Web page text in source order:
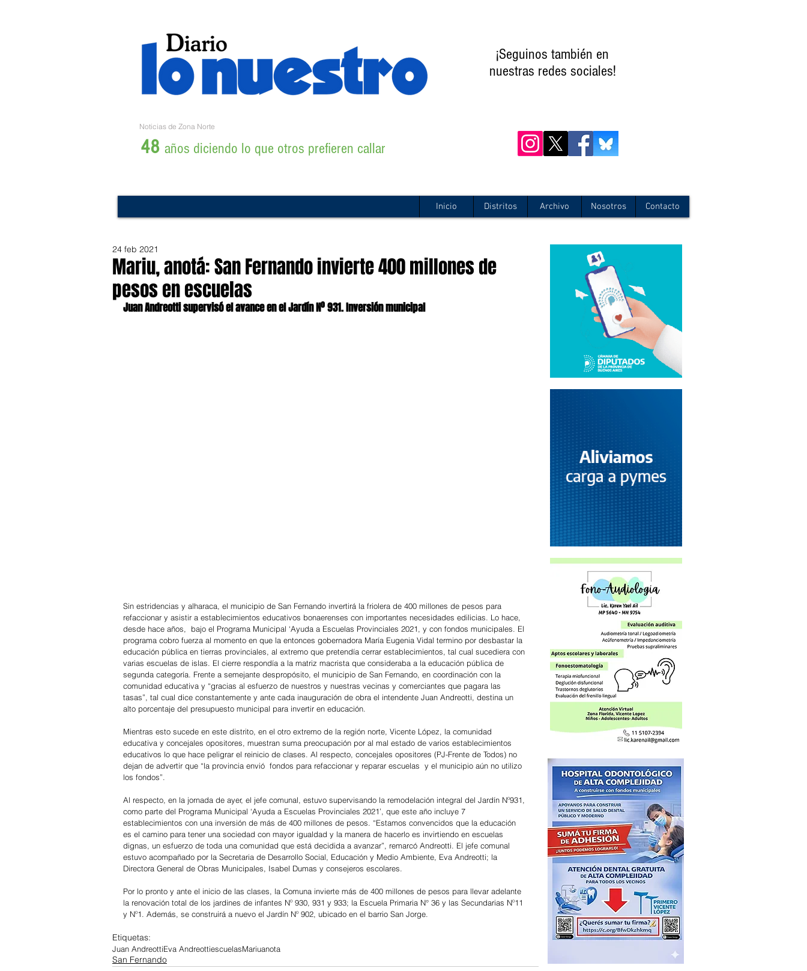
¡Seguinos también en
nuestras redes sociales!
Noticias de Zona Norte
48 años diciendo lo que otros prefieren callar
Inicio Distritos Archivo Nosotros Contacto
Mariu, anotá: San Fernando invierte 400 millones de
pesos en escuelas
24 feb 2021
Juan Andreotti supervisó el avance en el Jardín Nº 931. Inversión municipal
Sin estridencias y alharaca, el municipio de San Fernando invertirá la friolera de 400 millones de pesos para
refaccionar y asistir a establecimientos educativos bonaerenses con importantes necesidades edilicias. Lo hace,
desde hace años,  bajo el Programa Municipal ‘Ayuda a Escuelas Provinciales 2021, y con fondos municipales. El
programa cobro fuerza al momento en que la entonces gobernadora María Eugenia Vidal termino por desbastar la
educación pública en tierras provinciales, al extremo que pretendía cerrar establecimientos, tal cual sucediera con
varias escuelas de islas. El cierre respondía a la matriz macrista que consideraba a la educación pública de
segunda categoría. Frente a semejante despropósito, el municipio de San Fernando, en coordinación con la
comunidad educativa y “gracias al esfuerzo de nuestros y nuestras vecinas y comerciantes que pagara las
tasas”, tal cual dice constantemente y ante cada inauguración de obra el intendente Juan Andreotti, destina un
alto porcentaje del presupuesto municipal para invertir en educación.
Mientras esto sucede en este distrito, en el otro extremo de la región norte, Vicente López, la comunidad
educativa y concejales opositores, muestran suma preocupación por al mal estado de varios establecimientos
educativos lo que hace peligrar el reinicio de clases. Al respecto, concejales opositores (PJ-Frente de Todos) no
dejan de advertir que “la provincia envió  fondos para refaccionar y reparar escuelas  y el municipio aún no utilizo
los fondos”.
Al respecto, en la jornada de ayer, el jefe comunal, estuvo supervisando la remodelación integral del Jardín Nº931,
como parte del Programa Municipal ‘Ayuda a Escuelas Provinciales 2021’, que este año incluye 7
establecimientos con una inversión de más de 400 millones de pesos. “Estamos convencidos que la educación
es el camino para tener una sociedad con mayor igualdad y la manera de hacerlo es invirtiendo en escuelas
dignas, un esfuerzo de toda una comunidad que está decidida a avanzar”, remarcó Andreotti. El jefe comunal
estuvo acompañado por la Secretaria de Desarrollo Social, Educación y Medio Ambiente, Eva Andreotti; la
Directora General de Obras Municipales, Isabel Dumas y consejeros escolares.
Por lo pronto y ante el inicio de las clases, la Comuna invierte más de 400 millones de pesos para llevar adelante
la renovación total de los jardines de infantes Nº 930, 931 y 933; la Escuela Primaria N° 36 y las Secundarias Nº11
y Nº1. Además, se construirá a nuevo el Jardín Nº 902, ubicado en el barrio San Jorge.
Etiquetas:
Juan AndreottiEva AndreottiescuelasMariuanota
San Fernando